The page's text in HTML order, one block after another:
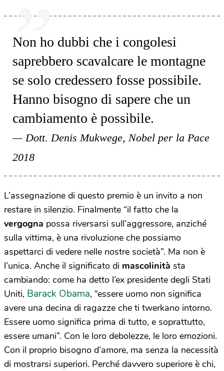
Non ho dubbi che i congolesi
saprebbero scavalcare le montagne
se solo credessero fosse possibile.
Hanno bisogno di sapere che un
cambiamento è possibile.
Dott. Denis Mukwege, Nobel per la Pace
2018
L’assegnazione di questo premio è un invito a non
restare in silenzio. Finalmente “il fatto che la
vergogna possa riversarsi sull’aggressore, anziché
sulla vittima, è una rivoluzione che possiamo
aspettarci di vedere nelle nostre società”. Ma non è
l’unica. Anche il significato di mascolinità sta
cambiando: come ha detto l’ex presidente degli Stati
Uniti, Barack Obama, “essere uomo non significa
avere una decina di ragazze che ti twerkano intorno.
Essere uomo significa prima di tutto, e soprattutto,
essere umani”. Con le loro debolezze, le loro emozioni.
Con il proprio bisogno d’amore, ma senza la necessità
di mostrarsi superiori. Perché davvero superiore è chi,